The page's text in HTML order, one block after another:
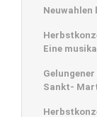
Neuwahlen
Eine
Sankt-